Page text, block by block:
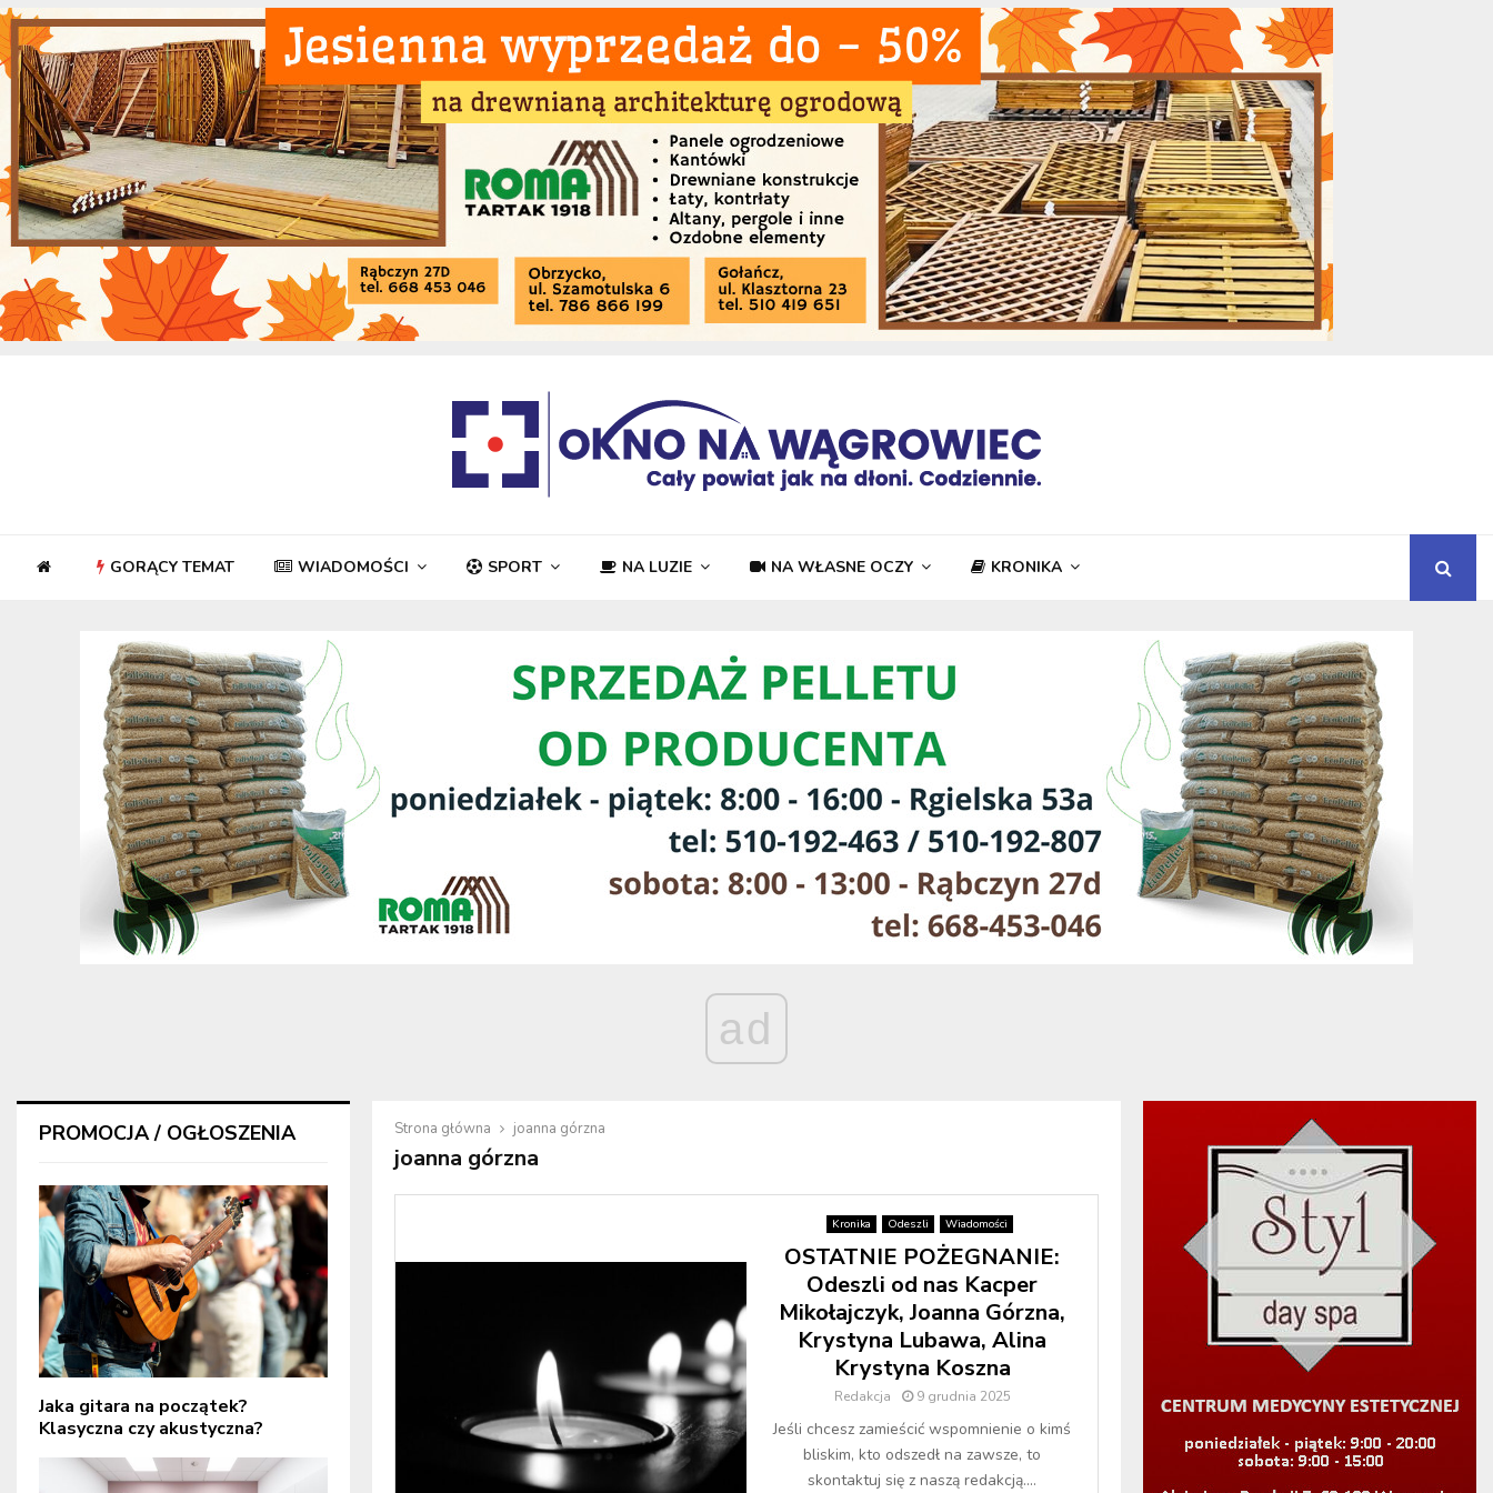
GORĄCY TEMAT WIADOMOŚCI SPORT NA LUZIE NA WŁASNE OCZY KRONIKA
ad
Strona główna joanna górzna
joanna górzna
Kronika Odeszli Wiadomości
OSTATNIE POŻEGNANIE:
Odeszli od nas Kacper
Mikołajczyk, Joanna Górzna,
Krystyna Lubawa, Alina
Krystyna Koszna
Redakcja 9 grudnia 2025
Jeśli chcesz zamieścić wspomnienie o kimś
bliskim, kto odszedł na zawsze, to
skontaktuj się z naszą redakcją....
PROMOCJA / OGŁOSZENIA
Jaka gitara na początek?
Klasyczna czy akustyczna?